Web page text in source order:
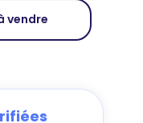
vendre